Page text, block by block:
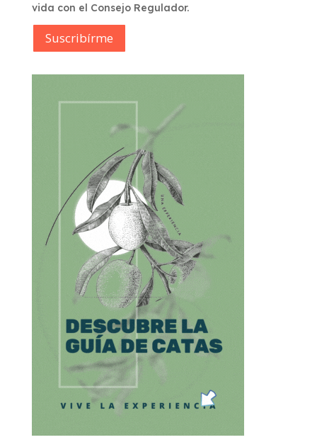
vida con el Consejo Regulador.
Suscribírme